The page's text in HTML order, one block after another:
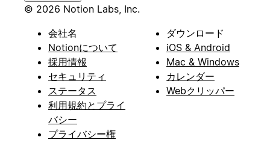
© 2026 Notion Labs, Inc.
会社名
Notionについて
採用情報
セキュリティ
ステータス
利用規約とプライ
バシー
プライバシー権
ダウンロード
iOS & Android
Mac & Windows
カレンダー
Webクリッパー